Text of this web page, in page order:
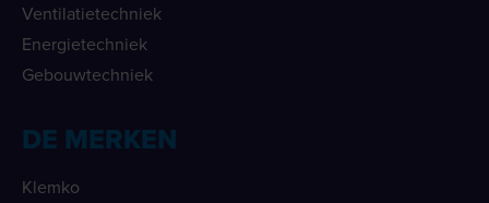
Ventilatietechniek
Energietechniek
Gebouwtechniek
DE MERKEN
Klemko